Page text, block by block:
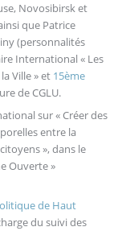
Novosibirsk et
que Patrice
(personnalités
International « Les
Ville » et 15ème
de CGLU.
sur « Créer des
entre la
», dans le
Ouverte »
de Haut
du suivi des